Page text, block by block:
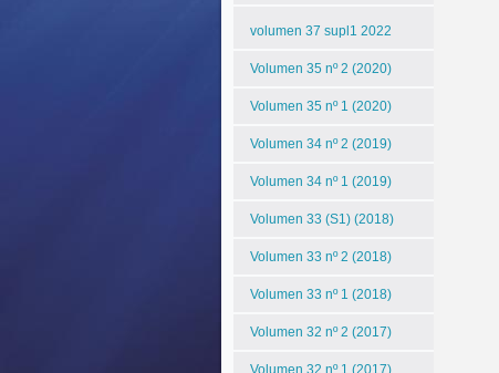
volumen 37 supl1 2022
Volumen 35 nº 2 (2020)
Volumen 35 nº 1 (2020)
Volumen 34 nº 2 (2019)
Volumen 34 nº 1 (2019)
Volumen 33 (S1) (2018)
Volumen 33 nº 2 (2018)
Volumen 33 nº 1 (2018)
Volumen 32 nº 2 (2017)
Volumen 32 nº 1 (2017)